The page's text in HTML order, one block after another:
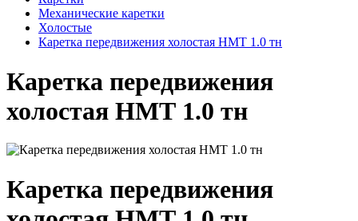
Механические каретки
Холостые
Каретка передвижения холостая НМТ 1.0 тн
Каретка передвижения
холостая НМТ 1.0 тн
Каретка передвижения